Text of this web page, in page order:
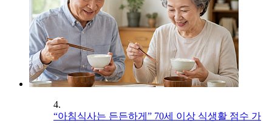
4.
“아침식사는 든든하게” 70세 이상 식생활 점수 가